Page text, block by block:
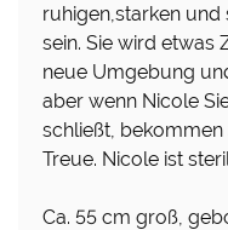
ruhigen,starken
sein. Sie wird etwas
neue Umgebung
aber wenn Nicole
schließt, bekommen
Treue. Nicole ist
Ca. 55 cm groß,